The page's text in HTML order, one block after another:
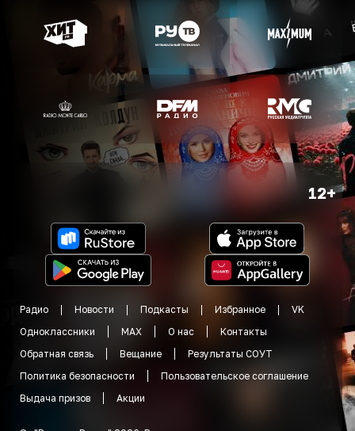
12+
Радио Новости Подкасты Избранное
VK
Одноклассники
MAX О нас
Контакты
Обратная связь
Вещание
Результаты СОУТ
Политика безопасности
Пользовательское соглашение
Выдача призов
Акции